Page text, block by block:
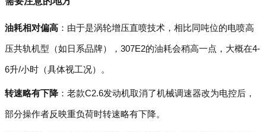
油耗相对偏高 ：由于是涡轮增压直喷技术，相比同吨位的电喷高
压共轨机型（如日系品牌），307E2的油耗会稍高一点，大概在4-
6升/小时（具体视工况）。
转速略有下降：老款C2.6发动机取消了机械调速器改为电控后，
部分操作者反映重负荷时转速略有下降。